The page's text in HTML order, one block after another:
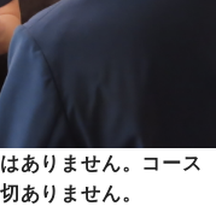
ありません。コース
ありません。